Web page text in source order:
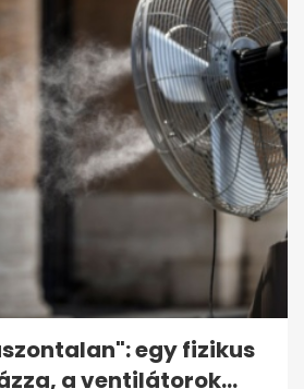
egy fizikus
a ventilátorok...